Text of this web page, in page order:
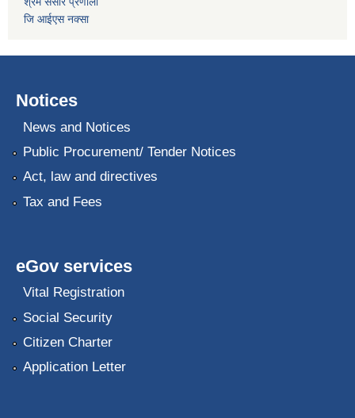
जि आईएस नक्सा
Notices
News and Notices
Public Procurement/ Tender Notices
Act, law and directives
Tax and Fees
eGov services
Vital Registration
Social Security
Citizen Charter
Application Letter